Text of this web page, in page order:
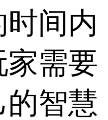
间内
家需要
智慧